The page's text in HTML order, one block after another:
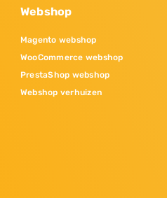
Webshop
Magento webshop
WooCommerce webshop
PrestaShop webshop
Webshop verhuizen